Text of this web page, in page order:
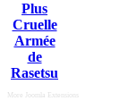
Plus
Cruelle
Armée
de
Rasetsu
More Joomla Extensions